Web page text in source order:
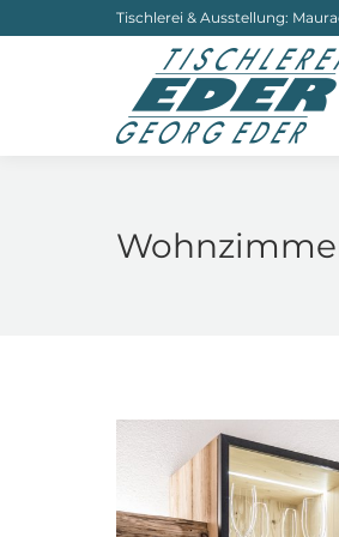
Tischlerei & Ausstellung: